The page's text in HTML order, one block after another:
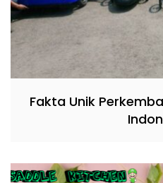
Fakta Unik